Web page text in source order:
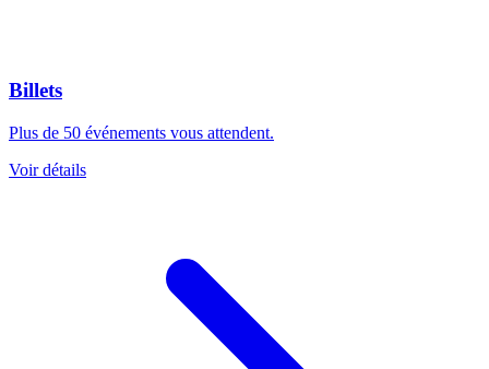
Billets
Plus de 50 événements vous attendent.
Voir détails